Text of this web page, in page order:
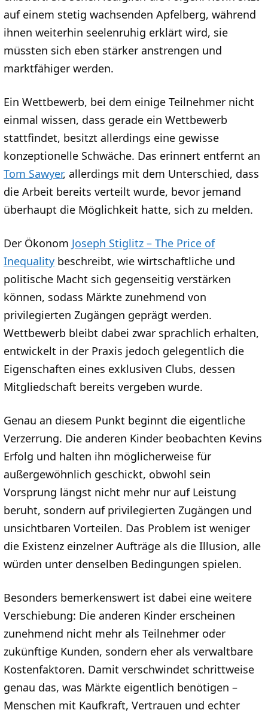
auf einem stetig wachsenden Apfelberg, während
ihnen weiterhin seelenruhig erklärt wird, sie
müssten sich eben stärker anstrengen und
marktfähiger werden.
Ein Wettbewerb, bei dem einige Teilnehmer nicht
einmal wissen, dass gerade ein Wettbewerb
stattfindet, besitzt allerdings eine gewisse
konzeptionelle Schwäche. Das erinnert entfernt an
Tom Sawyer, allerdings mit dem Unterschied, dass
die Arbeit bereits verteilt wurde, bevor jemand
überhaupt die Möglichkeit hatte, sich zu melden.
Der Ökonom Joseph Stiglitz – The Price of
Inequality beschreibt, wie wirtschaftliche und
politische Macht sich gegenseitig verstärken
können, sodass Märkte zunehmend von
privilegierten Zugängen geprägt werden.
Wettbewerb bleibt dabei zwar sprachlich erhalten,
entwickelt in der Praxis jedoch gelegentlich die
Eigenschaften eines exklusiven Clubs, dessen
Mitgliedschaft bereits vergeben wurde.
Genau an diesem Punkt beginnt die eigentliche
Verzerrung. Die anderen Kinder beobachten Kevins
Erfolg und halten ihn möglicherweise für
außergewöhnlich geschickt, obwohl sein
Vorsprung längst nicht mehr nur auf Leistung
beruht, sondern auf privilegierten Zugängen und
unsichtbaren Vorteilen. Das Problem ist weniger
die Existenz einzelner Aufträge als die Illusion, alle
würden unter denselben Bedingungen spielen.
Besonders bemerkenswert ist dabei eine weitere
Verschiebung: Die anderen Kinder erscheinen
zunehmend nicht mehr als Teilnehmer oder
zukünftige Kunden, sondern eher als verwaltbare
Kostenfaktoren. Damit verschwindet schrittweise
genau das, was Märkte eigentlich benötigen –
Menschen mit Kaufkraft, Vertrauen und echter